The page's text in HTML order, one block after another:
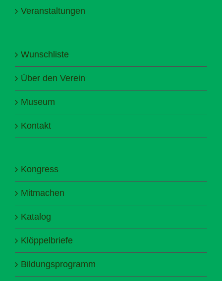
Veranstaltungen
Wunschliste
Über den Verein
Museum
Kontakt
Kongress
Mitmachen
Katalog
Klöppelbriefe
Bildungsprogramm